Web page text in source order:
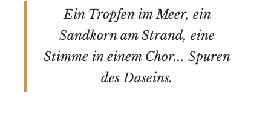
Ein Tropfen im Meer, ein
Sandkorn am Strand, eine
Stimme in einem Chor... Spuren
des Daseins.